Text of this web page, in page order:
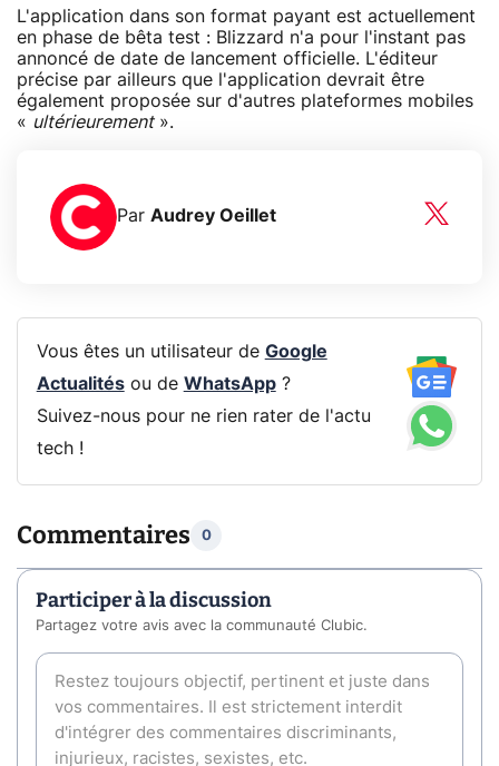
L'application dans son format payant est actuellement
en phase de bêta test : Blizzard n'a pour l'instant pas
annoncé de date de lancement officielle. L'éditeur
précise par ailleurs que l'application devrait être
également proposée sur d'autres plateformes mobiles
« ultérieurement».
Par Audrey Oeillet
Vous êtes un utilisateur de Google
Actualitésou de WhatsApp?
Suivez-nous pour ne rien rater de l'actu
tech !
Commentaires 0
Participer à la discussion
Partagez votre avis avec la communauté Clubic.